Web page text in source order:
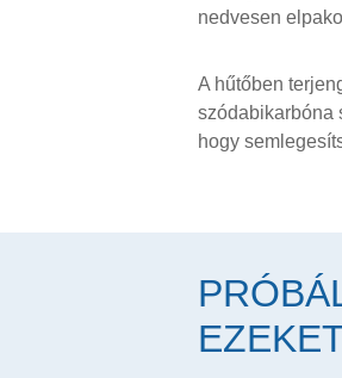
nedvesen
A hűtőben
szódabikarbóna
hogy